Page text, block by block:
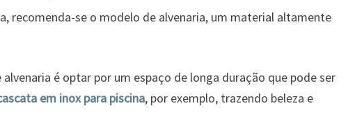
recomenda-se o modelo de alvenaria, um material altamente
é optar por um espaço de longa duração que pode ser
em inox para piscina, por exemplo, trazendo beleza e